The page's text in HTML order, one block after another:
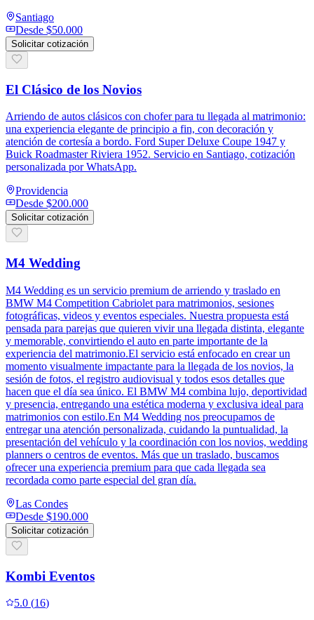
Santiago
Desde $50.000
Solicitar cotización
El Clásico de los Novios
Arriendo de autos clásicos con chofer para tu llegada al matrimonio:
una experiencia elegante de principio a fin, con decoración y
atención de cortesía a bordo. Ford Super Deluxe Coupe 1947 y
Buick Roadmaster Riviera 1952. Servicio en Santiago, cotización
personalizada por WhatsApp.
Providencia
Desde $200.000
Solicitar cotización
M4 Wedding
M4 Wedding es un servicio premium de arriendo y traslado en
BMW M4 Competition Cabriolet para matrimonios, sesiones
fotográficas, videos y eventos especiales. Nuestra propuesta está
pensada para parejas que quieren vivir una llegada distinta, elegante
y memorable, convirtiendo el auto en parte importante de la
experiencia del matrimonio.El servicio está enfocado en crear un
momento visualmente impactante para la llegada de los novios, la
sesión de fotos, el registro audiovisual y todos esos detalles que
hacen que el día sea único. El BMW M4 combina lujo, deportividad
y presencia, entregando una estética moderna y exclusiva ideal para
matrimonios con estilo.En M4 Wedding nos preocupamos de
entregar una atención personalizada, cuidando la puntualidad, la
presentación del vehículo y la coordinación con los novios, wedding
planners o centros de eventos. Más que un traslado, buscamos
ofrecer una experiencia premium para que cada llegada sea
recordada como parte especial del gran día.
Las Condes
Desde $190.000
Solicitar cotización
Kombi Eventos
5.0 (16)